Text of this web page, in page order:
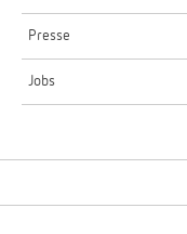
Presse
Jobs